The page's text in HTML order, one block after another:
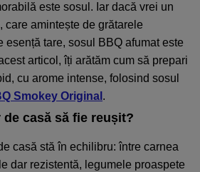
este sosul. Iar dacă vrei un
care amintește de grătarele
esență tare, sosul BBQ afumat este
articol, îți arătăm cum să prepari
cu arome intense, folosind sosul
Smokey Original .
casă să fie reușit?
casă stă în echilibru: între carnea
dar rezistentă, legumele proaspete